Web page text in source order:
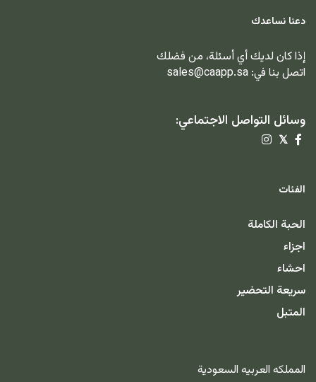
دعنا نساعدك
إذا كان لديك أي أسئلة، من فضلك
اتصل بنا في: sales@caapp.sa
وسائل التواصل الاجتماعي:
𝕏
الفئات
الحبة الكاملة
اجزاء
احشاء
سريعة التحضير
المتبل
المملكه العربيه السعودية